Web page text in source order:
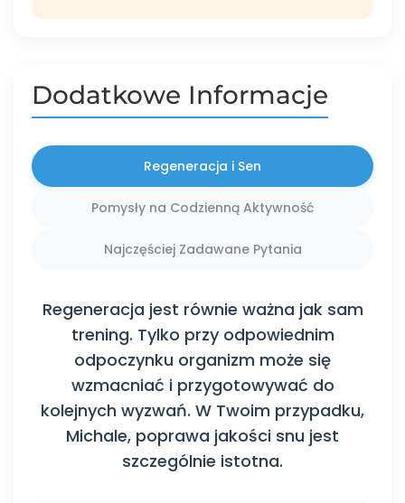
Dodatkowe Informacje
Regeneracja i Sen
Pomysły na Codzienną Aktywność
Najczęściej Zadawane Pytania
Regeneracja jest równie ważna jak sam
trening. Tylko przy odpowiednim
odpoczynku organizm może się
wzmacniać i przygotowywać do
kolejnych wyzwań. W Twoim przypadku,
Michale, poprawa jakości snu jest
szczególnie istotna.